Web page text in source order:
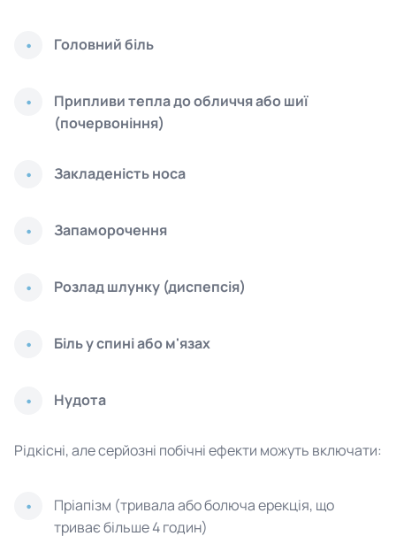
Головний біль
Припливи тепла до обличчя або шиї
(почервоніння)
Закладеність носа
Запаморочення
Розлад шлунку (диспепсія)
Біль у спині або м'язах
Нудота
Рідкісні, але серйозні побічні ефекти можуть включати:
Пріапізм (тривала або болюча ерекція, що
триває більше 4 годин)